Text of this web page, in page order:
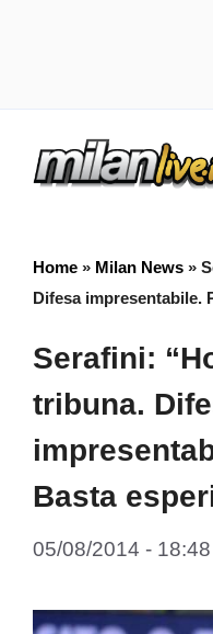
Home » Milan News »
Difesa impresentabile.
Serafini:
tribuna.
Basta
05/08/2014 - 18:48